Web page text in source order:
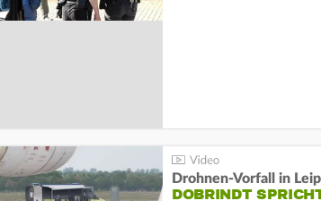
Drohnen-Vorfall in
DOBRINDT